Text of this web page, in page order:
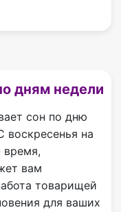
дням недели
сон по дню
воскресенья на
время,
вам
товарищей
для ваших